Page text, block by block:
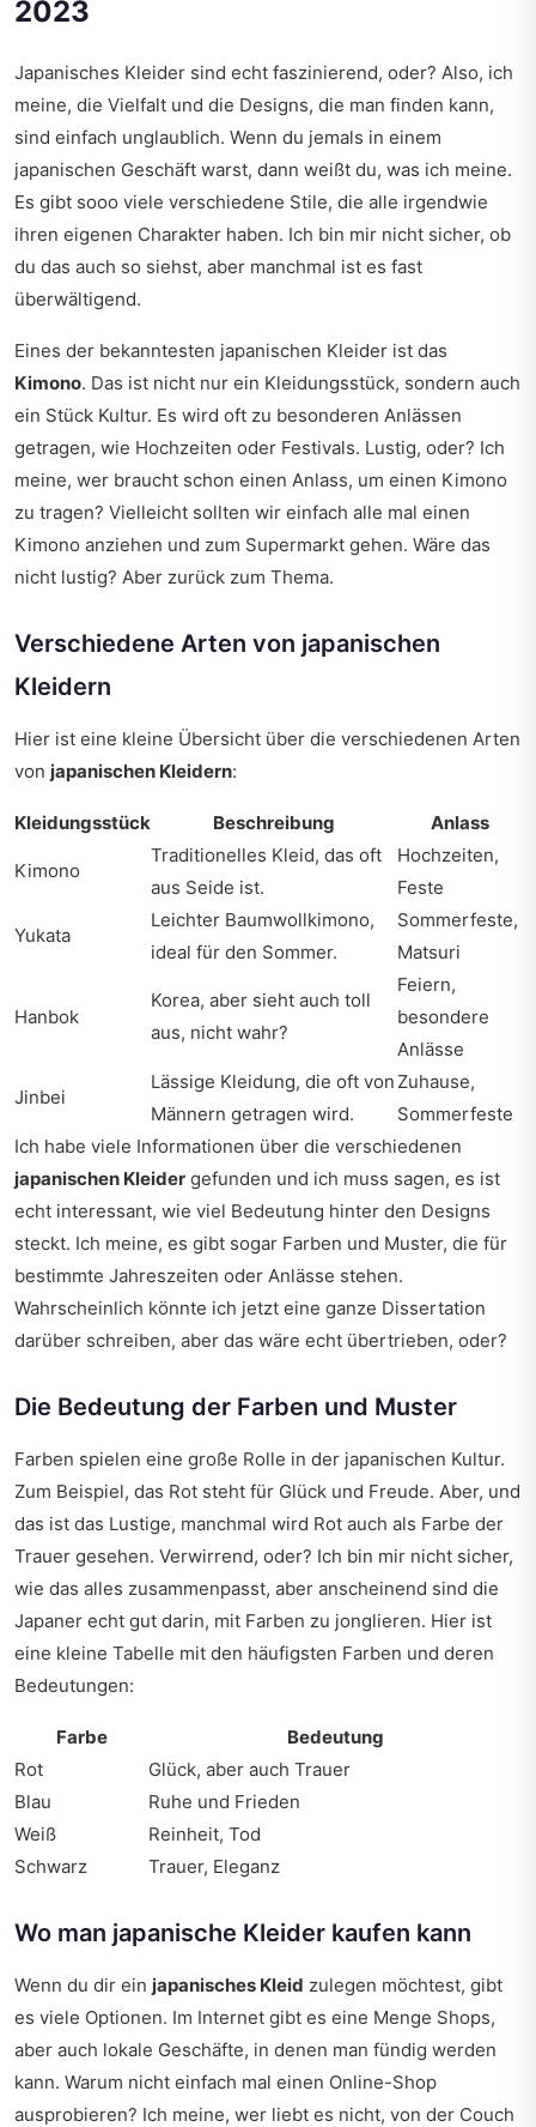
2023
Japanisches Kleider sind echt faszinierend, oder? Also, ich
meine, die Vielfalt und die Designs, die man finden kann,
sind einfach unglaublich. Wenn du jemals in einem
japanischen Geschäft warst, dann weißt du, was ich meine.
Es gibt sooo viele verschiedene Stile, die alle irgendwie
ihren eigenen Charakter haben. Ich bin mir nicht sicher, ob
du das auch so siehst, aber manchmal ist es fast
überwältigend.
Eines der bekanntesten japanischen Kleider ist das
Kimono. Das ist nicht nur ein Kleidungsstück, sondern auch
ein Stück Kultur. Es wird oft zu besonderen Anlässen
getragen, wie Hochzeiten oder Festivals. Lustig, oder? Ich
meine, wer braucht schon einen Anlass, um einen Kimono
zu tragen? Vielleicht sollten wir einfach alle mal einen
Kimono anziehen und zum Supermarkt gehen. Wäre das
nicht lustig? Aber zurück zum Thema.
Verschiedene Arten von japanischen
Kleidern
Hier ist eine kleine Übersicht über die verschiedenen Arten
von japanischen Kleidern:
Kleidungsstück Beschreibung Anlass
Kimono
Traditionelles Kleid, das oft
aus Seide ist.
Hochzeiten,
Feste
Yukata
Leichter Baumwollkimono,
ideal für den Sommer.
Sommerfeste,
Matsuri
Hanbok
Korea, aber sieht auch toll
aus, nicht wahr?
Feiern,
besondere
Anlässe
Jinbei
Lässige Kleidung, die oft von
Männern getragen wird.
Zuhause,
Sommerfeste
Ich habe viele Informationen über die verschiedenen
japanischen Kleider gefunden und ich muss sagen, es ist
echt interessant, wie viel Bedeutung hinter den Designs
steckt. Ich meine, es gibt sogar Farben und Muster, die für
bestimmte Jahreszeiten oder Anlässe stehen.
Wahrscheinlich könnte ich jetzt eine ganze Dissertation
darüber schreiben, aber das wäre echt übertrieben, oder?
Die Bedeutung der Farben und Muster
Farben spielen eine große Rolle in der japanischen Kultur.
Zum Beispiel, das Rot steht für Glück und Freude. Aber, und
das ist das Lustige, manchmal wird Rot auch als Farbe der
Trauer gesehen. Verwirrend, oder? Ich bin mir nicht sicher,
wie das alles zusammenpasst, aber anscheinend sind die
Japaner echt gut darin, mit Farben zu jonglieren. Hier ist
eine kleine Tabelle mit den häufigsten Farben und deren
Bedeutungen:
Farbe
Bedeutung
Rot
Glück, aber auch Trauer
Blau
Ruhe und Frieden
Weiß
Reinheit, Tod
Schwarz
Trauer, Eleganz
Wo man japanische Kleider kaufen kann
Wenn du dir ein japanisches Kleid zulegen möchtest, gibt
es viele Optionen. Im Internet gibt es eine Menge Shops,
aber auch lokale Geschäfte, in denen man fündig werden
kann. Warum nicht einfach mal einen Online-Shop
ausprobieren? Ich meine, wer liebt es nicht, von der Couch